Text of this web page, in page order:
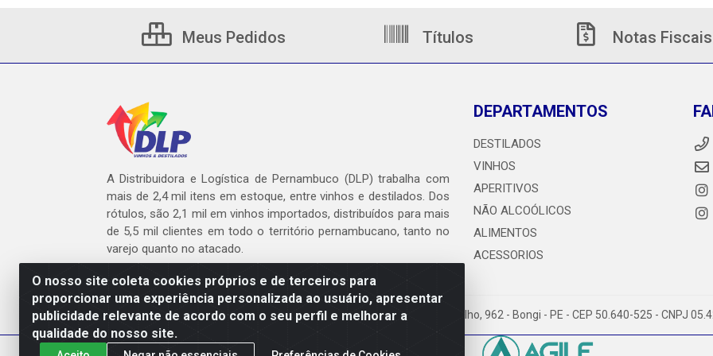
O nosso site coleta cookies próprios e de terceiros para
proporcionar uma experiência personalizada ao usuário, apresentar
publicidade relevante de acordo com o seu perfil e melhorar a
qualidade do nosso site.
Meus Pedidos Títulos Notas Fiscais
A Distribuidora e Logística de Pernambuco (DLP) trabalha com
mais de 2,4 mil itens em estoque, entre vinhos e destilados. Dos
rótulos, são 2,1 mil em vinhos importados, distribuídos para mais
de 5,5 mil clientes em todo o território pernambucano, tanto no
varejo quanto no atacado.
DEPARTAMENTOS
DESTILADOS
VINHOS
APERITIVOS
NÃO ALCOÓLICOS
ALIMENTOS
ACESSORIOS
DLP - AV. Engenheiro Abdias de Carvalho, 962 - Bongi - PE - CEP 50.640-525 - CNPJ